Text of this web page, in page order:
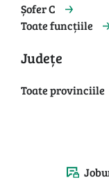
Șofer C
Toate funcțiile
Județe
Toate provinciile